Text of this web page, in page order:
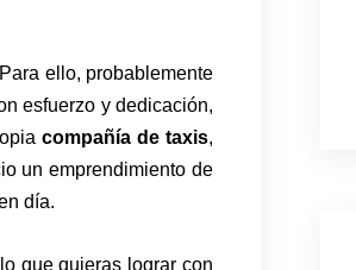
ello, probablemente
esfuerzo y dedicación,
compañía de taxis,
un emprendimiento de
día.
que quieras lograr con